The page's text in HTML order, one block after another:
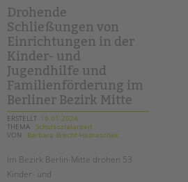
Kinder- und Jugendschutz
Unsere Videos
Gesellschafter VdK
schoolcoach BTL
tandem international
KARRIERE
Stellenangebote
NEWS/BLOG
ludwig-
cauer-
grundschule
Drohende
Schließungen von
Einrichtungen in der
Kinder- und
Jugendhilfe und
Familienförderung im
Berliner Bezirk Mitte
ERSTELLT 16.01.2024
THEMA Schulsozialarbeit
VON
Barbara Brecht-Hadraschek
Im Bezirk Berlin-Mitte drohen 53
Kinder- und